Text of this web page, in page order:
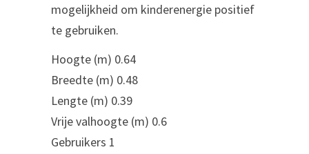
mogelijkheid om kinderenergie positief
te gebruiken.‎
Hoogte (m)‎ 0.64
‎Breedte (m)‎ 0.48
‎Lengte (m)‎ 0.39
‎Vrije valhoogte (m)‎ 0.6
‎Gebruikers 1